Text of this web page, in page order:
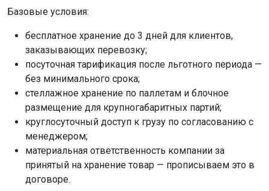
Базовые условия:
бесплатное хранение до 3 дней для клиентов,
заказывающих перевозку;
посуточная тарификация после льготного периода —
без минимального срока;
стеллажное хранение по паллетам и блочное
размещение для крупногабаритных партий;
круглосуточный доступ к грузу по согласованию с
менеджером;
материальная ответственность компании за
принятый на хранение товар — прописываем это в
договоре.